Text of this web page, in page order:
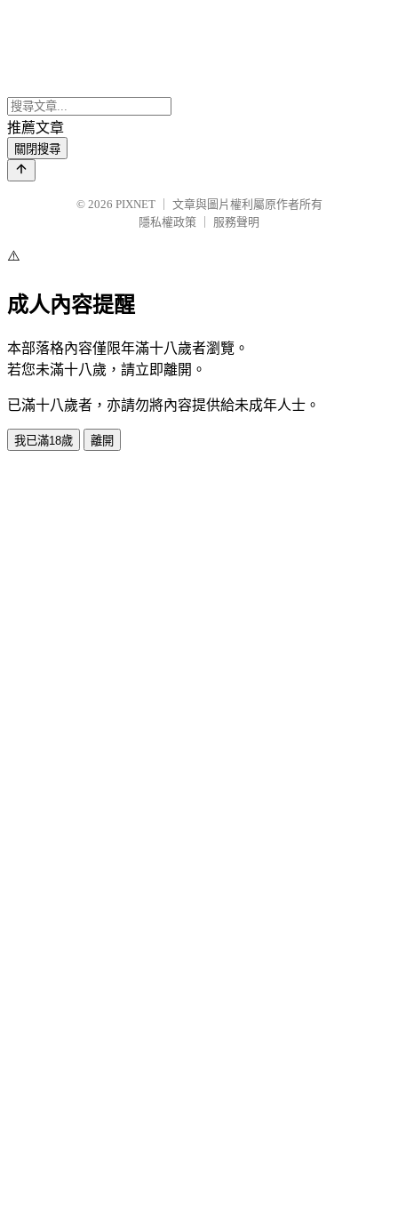
推薦文章
關閉搜尋
© 2026 PIXNET
文章與圖片權利屬原作者所有
隱私權政策
服務聲明
⚠️
成人內容提醒
本部落格內容僅限年滿十八歲者瀏覽。
若您未滿十八歲，請立即離開。
已滿十八歲者，亦請勿將內容提供給未成年人士。
我已滿18歲 離開